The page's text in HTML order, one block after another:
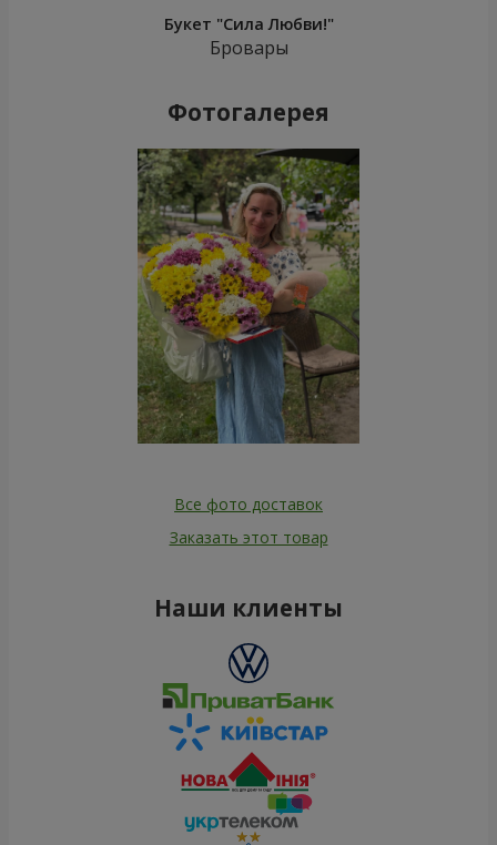
Букет "Сила Любви!"
Бровары
Фотогалерея
Все фото доставок
Заказать этот товар
Наши клиенты